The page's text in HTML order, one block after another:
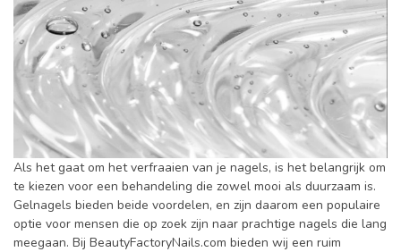
Als het gaat om het verfraaien van je nagels, is het belangrijk om
te kiezen voor een behandeling die zowel mooi als duurzaam is.
Gelnagels bieden beide voordelen, en zijn daarom een populaire
optie voor mensen die op zoek zijn naar prachtige nagels die lang
meegaan. Bij BeautyFactoryNails.com bieden wij een ruim